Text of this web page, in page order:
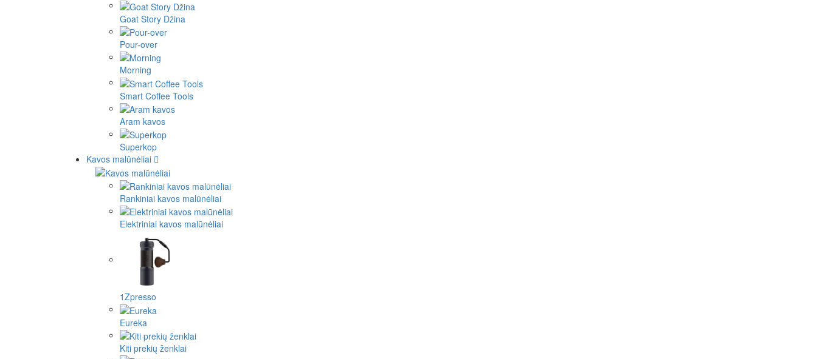
Goat Story Džina
Pour-over
Morning
Smart Coffee Tools
Aram kavos
Superkop
Kavos malūnėliai
Rankiniai kavos malūnėliai
Elektriniai kavos malūnėliai
1Zpresso
Eureka
Kiti prekių ženklai